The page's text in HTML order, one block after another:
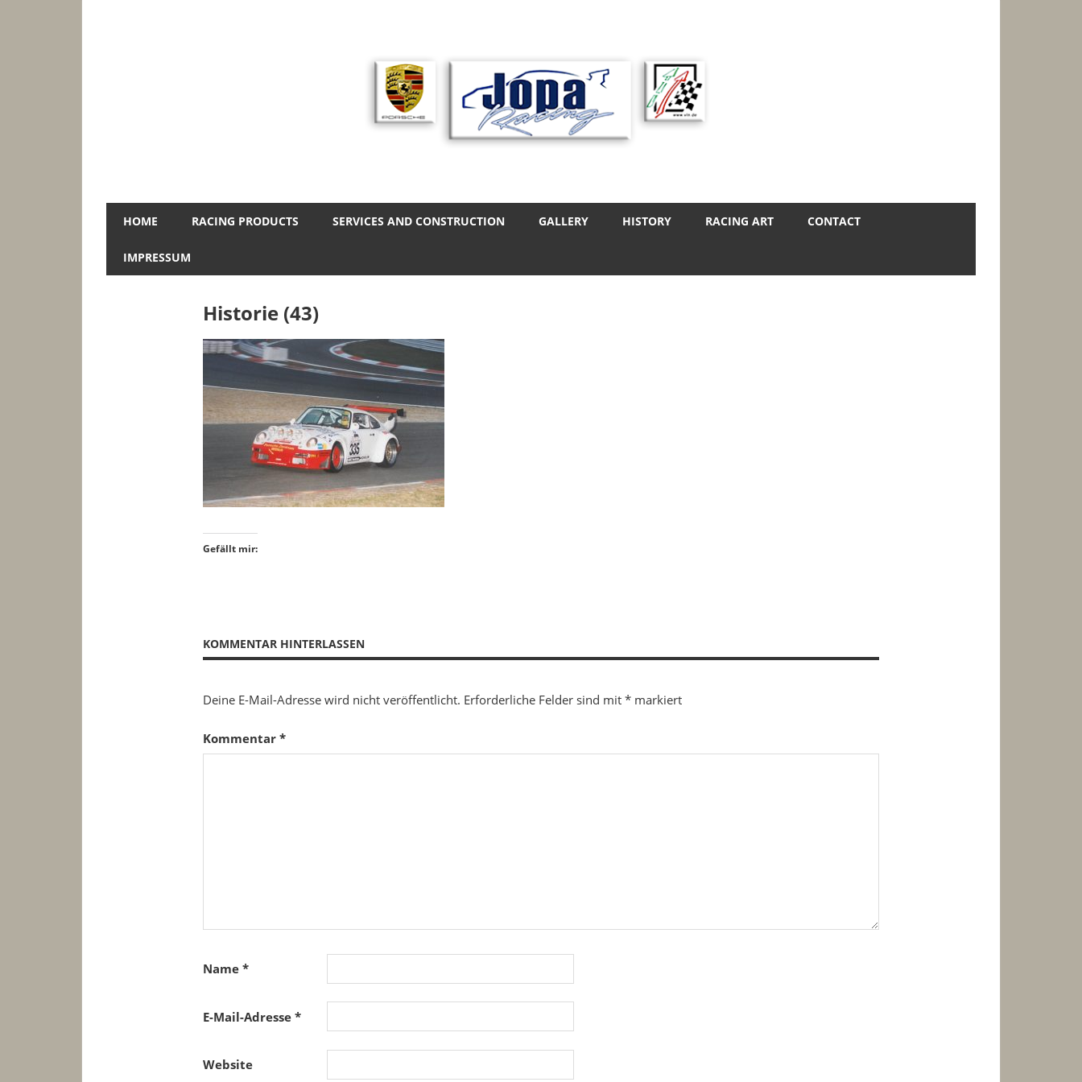
Jopa-
Racing
HOME RACING PRODUCTS SERVICES AND CONSTRUCTION GALLERY HISTORY RACING ART CONTACT
IMPRESSUM
Historie (43)
Gefällt mir:
KOMMENTAR HINTERLASSEN
Deine E-Mail-Adresse wird nicht veröffentlicht. Erforderliche Felder sind mit * markiert
Kommentar *
Name *
E-Mail-Adresse *
Website